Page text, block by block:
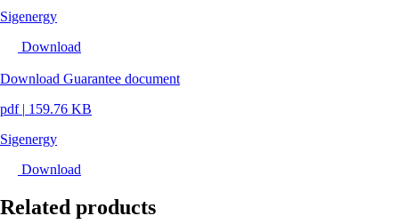
Sigenergy
Download
Download Guarantee document
pdf | 159.76 KB
Sigenergy
Download
Related products